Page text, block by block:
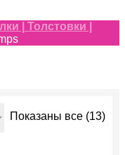
| Толстовки |
Показаны все (13)